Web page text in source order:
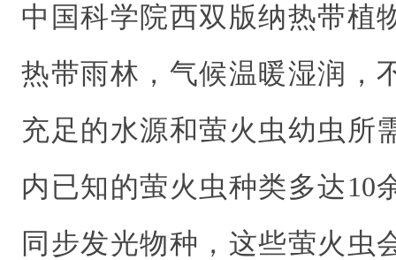
中国科学院西双版纳热带植
热带雨林，气候温暖湿润，
充足的水源和萤火虫幼虫所
内已知的萤火虫种类多达10
同步发光物种，这些萤火虫